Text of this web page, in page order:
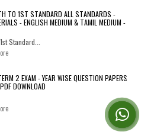
TO 1ST STANDARD ALL STANDARDS -
- ENGLISH MEDIUM & TAMIL MEDIUM -
Standard...
2 EXAM - YEAR WISE QUESTION PAPERS
DOWNLOAD